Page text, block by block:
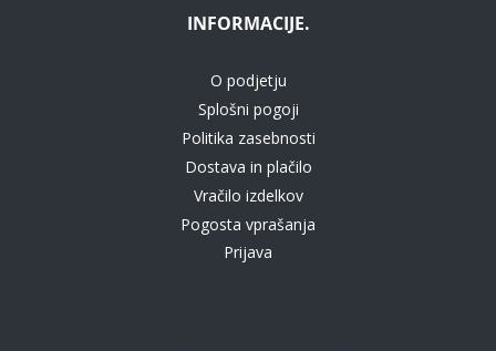
INFORMACIJE.
O podjetju
Splošni pogoji
Politika zasebnosti
Dostava in plačilo
Vračilo izdelkov
Pogosta vprašanja
Prijava